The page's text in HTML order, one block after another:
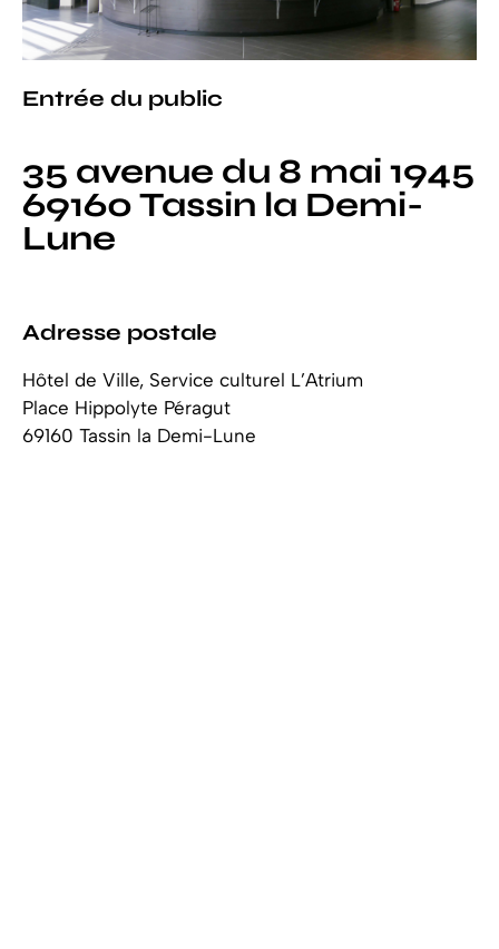
Entrée du public
35 avenue du 8 mai 1945
69160 Tassin la Demi-
Lune
Adresse postale
Hôtel de Ville, Service culturel L’Atrium
Place Hippolyte Péragut
69160 Tassin la Demi-Lune